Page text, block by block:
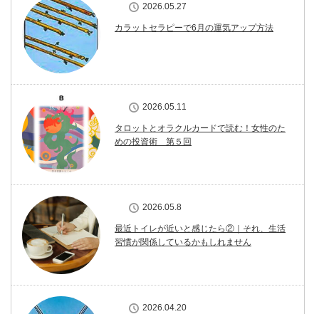
2026.05.27
カラットセラピーで6月の運気アップ方法
2026.05.11
タロットとオラクルカードで読む！女性のた
めの投資術 第５回
2026.05.8
最近トイレが近いと感じたら②｜それ、生活
習慣が関係しているかもしれません
2026.04.20